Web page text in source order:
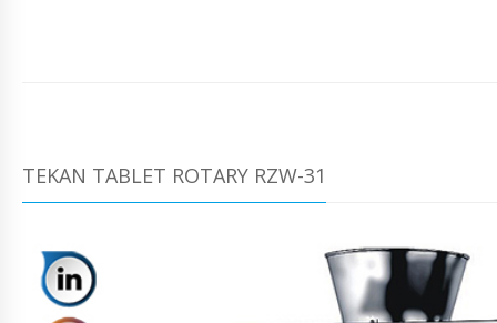
TEKAN TABLET ROTARY RZW-31